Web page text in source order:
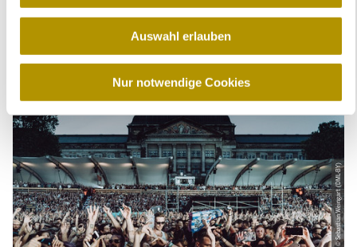
Auswahl erlauben
Nur notwendige Cookies
Das könnte Sie auch interessieren
© Sebastian Weingart (DML-BY)